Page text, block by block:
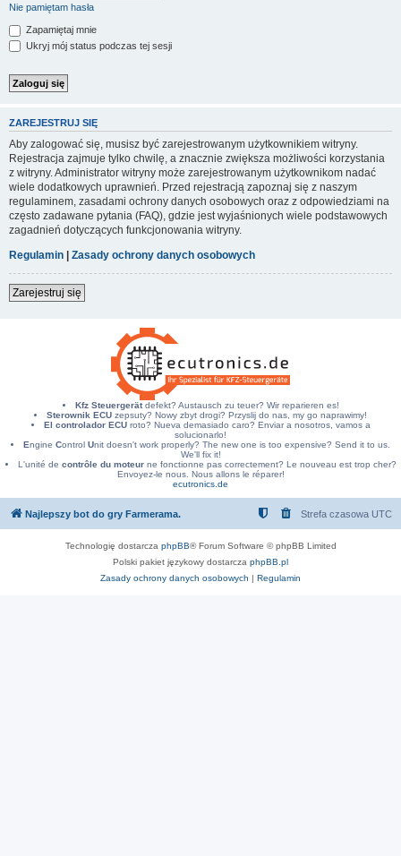
Nie pamiętam hasła
Zapamiętaj mnie
Ukryj mój status podczas tej sesji
ZAREJESTRUJ SIĘ
Aby zalogować się, musisz być zarejestrowanym użytkownikiem witryny.
Rejestracja zajmuje tylko chwilę, a znacznie zwiększa możliwości korzystania
z witryny. Administrator witryny może zarejestrowanym użytkownikom nadać
wiele dodatkowych uprawnień. Przed rejestracją zapoznaj się z naszym
regulaminem, zasadami ochrony danych osobowych oraz z odpowiedziami na
często zadawane pytania (FAQ), gdzie jest wyjaśnionych wiele podstawowych
zagadnień dotyczących funkcjonowania witryny.
Regulamin | Zasady ochrony danych osobowych
Zarejestruj się
Kfz Steuergerätdefekt? Austausch zu teuer? Wir reparieren es!
Sterownik ECU zepsuty? Nowy zbyt drogi? Przyslij do nas, my go naprawimy!
El controlador ECUroto? Nueva demasiado caro? Enviar a nosotros, vamos a
solucionarlo!
Engine Control Unit doesn't work properly? The new one is too expensive? Send it to us.
We'll fix it!
L'unité de contrôle du moteurne fonctionne pas correctement? Le nouveau est trop cher?
Envoyez-le nous. Nous allons le réparer!
ecutronics.de
Najlepszy bot do gry Farmerama. Strefa czasowa UTC
Technologię dostarcza phpBB® Forum Software © phpBB Limited
Polski pakiet językowy dostarcza phpBB.pl
Zasady ochrony danych osobowych | Regulamin